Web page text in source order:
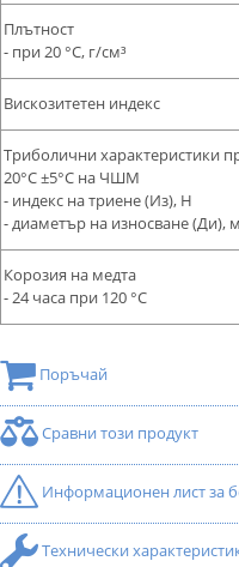
Плътност
- при 20 °С, г/см³
Вискозитетен индекс
Триболични характеристики
20°С ±5°С на ЧШМ
- индекс на триене (Из), Н
- диаметър на износване (Ди),
Корозия на медта
- 24 часа при 120 °C
Поръчай
Сравни този продукт
Информационен лист за
Технически